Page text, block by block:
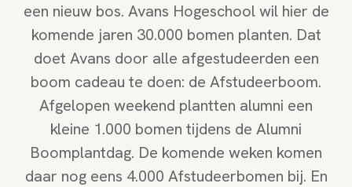
een nieuw bos. Avans Hogeschool wil hier de
komende jaren 30.000 bomen planten. Dat
doet Avans door alle afgestudeerden een
boom cadeau te doen: de Afstudeerboom.
Afgelopen weekend plantten alumni een
kleine 1.000 bomen tijdens de Alumni
Boomplantdag. De komende weken komen
daar nog eens 4.000 Afstudeerbomen bij. En